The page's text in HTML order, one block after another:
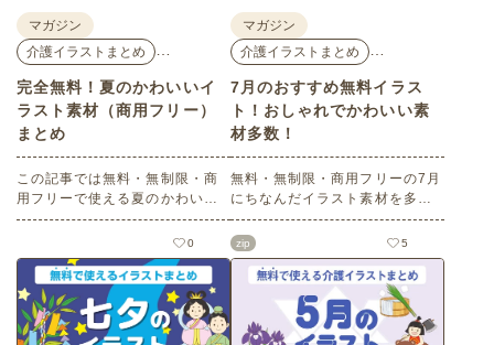
マガジン
介護イラストまとめ
完全無料！夏のかわいいイ
ラスト素材（商用フリー）
まとめ
この記事では無料・無制限・商
用フリーで使える夏のかわいい
イラスト素材を多数ご紹介いた
します。夏の花であるひまわり
や朝顔、夏祭り、花火、七夕な
ど夏ならではのかわいいイラス
トをご用意！ポスターやパンフ
レットなどで使いやすいテイス
トなので、ぜひご活用くださ
0
マガジン
介護イラストまとめ
7月のおすすめ無料イラス
ト！おしゃれでかわいい素
材多数！
無料・無制限・商用フリーの7月
にちなんだイラスト素材を多数
ご紹介します。どれも印刷に適
した解像度で、点数制限なしで
自由に使える素材ばかり♪どなた
でもご利用いただけます！ぜひ
ご活用ください。
zip 5